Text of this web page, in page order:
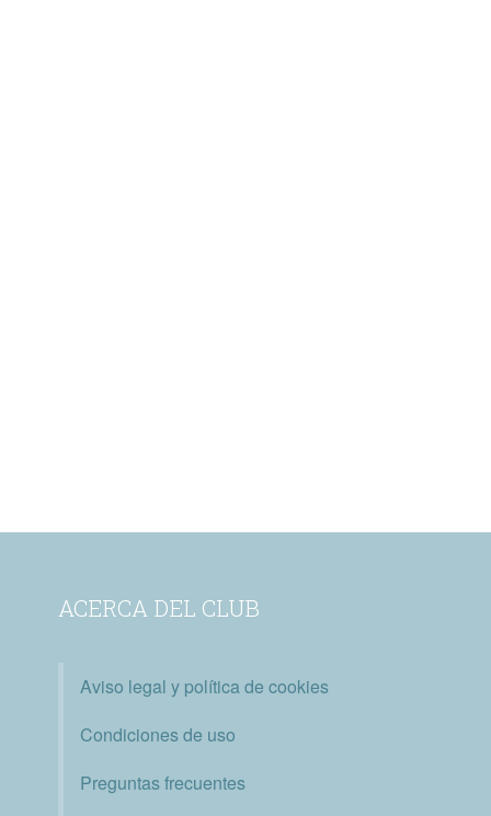
ACERCA DEL CLUB
Aviso legal y política de cookies
Condiciones de uso
Preguntas frecuentes